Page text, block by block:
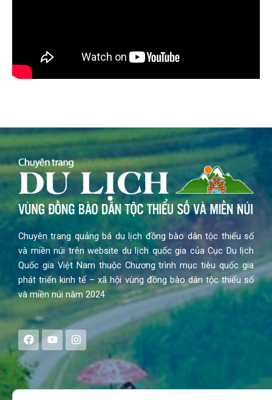
Chuyên trang quảng bá du lịch đồng bào dân tộc thiểu số
và miền núi trên website du lịch quốc gia của Cục Du lịch
Quốc gia Việt Nam thuộc Chương trình mục tiêu quốc gia
phát triển kinh tế – xã hội vùng đồng bào dân tộc thiểu số
và miền núi năm 2024
F
a
c
e
b
o
Y
o
u
t
u
b
I
n
s
a
g
Search